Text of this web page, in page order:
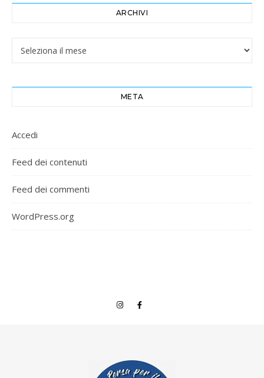
ARCHIVI
Archivi
META
Accedi
Feed dei contenuti
Feed dei commenti
WordPress.org